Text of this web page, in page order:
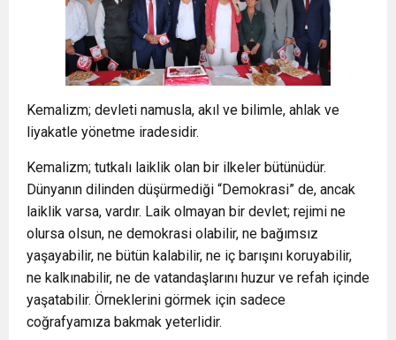
Kemalizm; devleti namusla, akıl ve bilimle, ahlak ve
liyakatle yönetme iradesidir.
Kemalizm; tutkalı laiklik olan bir ilkeler bütünüdür.
Dünyanın dilinden düşürmediği “Demokrasi” de, ancak
laiklik varsa, vardır. Laik olmayan bir devlet; rejimi ne
olursa olsun, ne demokrasi olabilir, ne bağımsız
yaşayabilir, ne bütün kalabilir, ne iç barışını koruyabilir,
ne kalkınabilir, ne de vatandaşlarını huzur ve refah içinde
yaşatabilir. Örneklerini görmek için sadece
coğrafyamıza bakmak yeterlidir.